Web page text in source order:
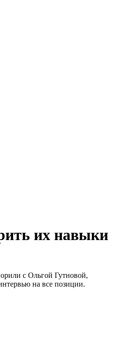
их навыки
с Ольгой Гутновой,
на все позиции.